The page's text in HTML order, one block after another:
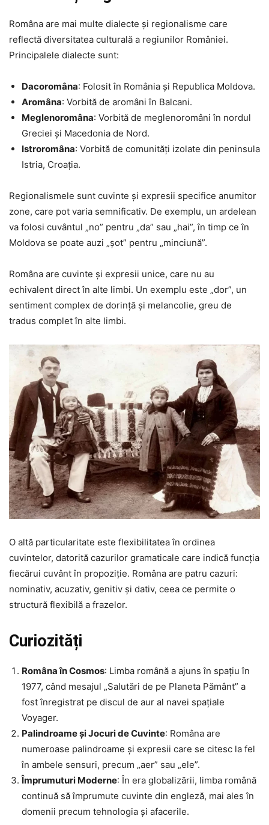
Româna are mai multe dialecte și regionalisme care
reflectă diversitatea culturală a regiunilor României.
Principalele dialecte sunt:
Dacoromâna: Folosit în România și Republica Moldova.
Aromâna: Vorbită de aromâni în Balcani.
Meglenoromâna: Vorbită de meglenoromâni în nordul
Greciei și Macedonia de Nord.
Istroromâna: Vorbită de comunități izolate din peninsula
Istria, Croația.
Regionalismele sunt cuvinte și expresii specifice anumitor
zone, care pot varia semnificativ. De exemplu, un ardelean
va folosi cuvântul „no” pentru „da” sau „hai”, în timp ce în
Moldova se poate auzi „șot” pentru „minciună”.
Româna are cuvinte și expresii unice, care nu au
echivalent direct în alte limbi. Un exemplu este „dor”, un
sentiment complex de dorință și melancolie, greu de
tradus complet în alte limbi.
O altă particularitate este flexibilitatea în ordinea
cuvintelor, datorită cazurilor gramaticale care indică funcția
fiecărui cuvânt în propoziție. Româna are patru cazuri:
nominativ, acuzativ, genitiv și dativ, ceea ce permite o
structură flexibilă a frazelor.
Curiozități
Româna în Cosmos: Limba română a ajuns în spațiu în
1977, când mesajul „Salutări de pe Planeta Pământ” a
fost înregistrat pe discul de aur al navei spațiale
Voyager.
Palindroame și Jocuri de Cuvinte: Româna are
numeroase palindroame și expresii care se citesc la fel
în ambele sensuri, precum „aer” sau „ele”.
Împrumuturi Moderne: În era globalizării, limba română
continuă să împrumute cuvinte din engleză, mai ales în
domenii precum tehnologia și afacerile.